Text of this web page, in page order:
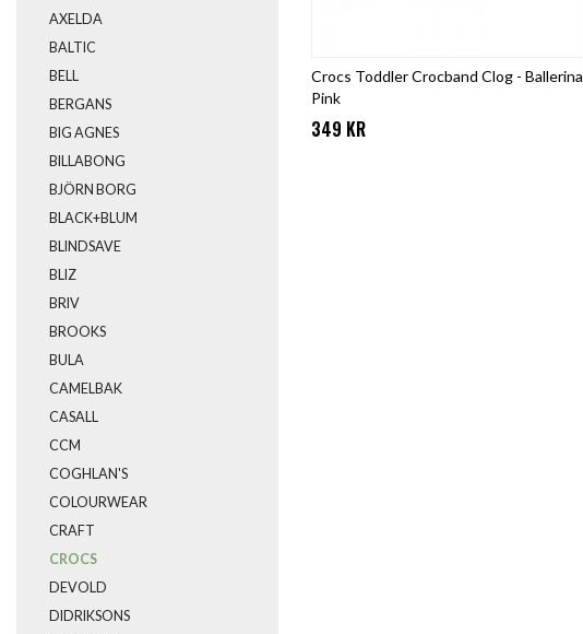
AXELDA
BALTIC
BELL
BERGANS
BIG AGNES
BILLABONG
BJÖRN BORG
BLACK+BLUM
BLINDSAVE
BLIZ
BRIV
BROOKS
BULA
CAMELBAK
CASALL
CCM
COGHLAN'S
COLOURWEAR
CRAFT
CROCS
DEVOLD
DIDRIKSONS
Crocs Toddler Crocband Clog - Ballerina
Pink
349 KR